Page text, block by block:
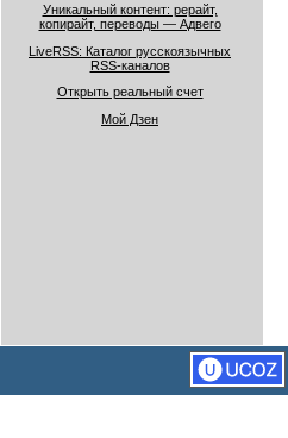
Уникальный контент: рерайт,
копирайт, переводы — Адвего
LiveRSS: Каталог русскоязычных
RSS-каналов
Открыть реальный счет
Мой Дзен